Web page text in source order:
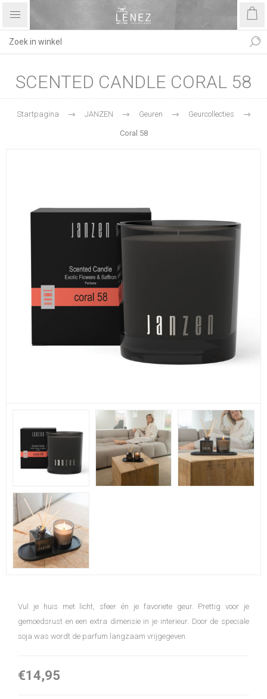
SCENTED CANDLE CORAL 58
Startpagina JANZEN Geuren Geurcollecties
Coral 58
Vul je huis met licht, sfeer én je favoriete geur. Prettig voor je
gemoedsrust en een extra dimensie in je interieur. Door de speciale
soja was wordt de parfum langzaam vrijgegeven.
€14,95